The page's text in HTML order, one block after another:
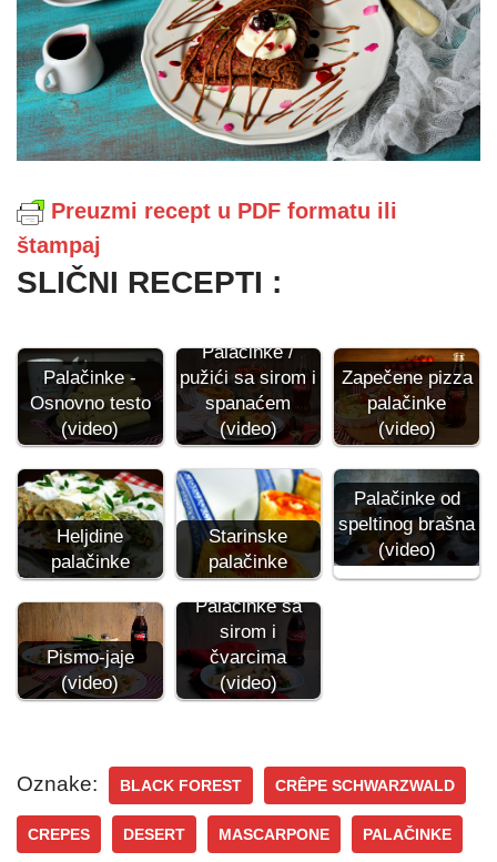
Preuzmi recept u PDF formatu ili
štampaj
SLIČNI RECEPTI :
Palačinke -
Osnovno testo
(video)
Palačinke /
pužići sa sirom i
spanaćem
(video)
Zapečene pizza
palačinke
(video)
Heljdine
palačinke
Starinske
palačinke
Palačinke od
speltinog brašna
(video)
Pismo-jaje
(video)
Palačinke sa
sirom i
čvarcima
(video)
Oznake: BLACK FOREST CRÊPE SCHWARZWALD
CREPES DESERT MASCARPONE PALAČINKE